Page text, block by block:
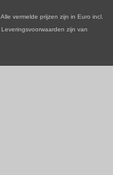
in Euro incl.
zijn van